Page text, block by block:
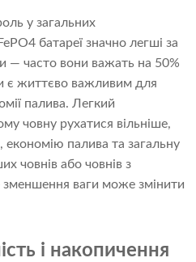
у загальних
батареї значно легші за
— часто вони важать на 50%
є життєво важливим для
палива. Легкий
човну рухатися вільніше,
палива та загальну
човнів або човнів з
ваги може змінити
і накопичення